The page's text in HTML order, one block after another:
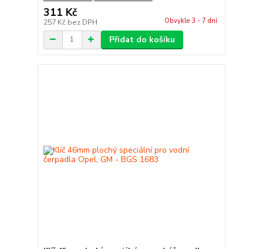
311 Kč
257 Kč bez DPH Obvykle 3 - 7 dní
Přidat do košíku